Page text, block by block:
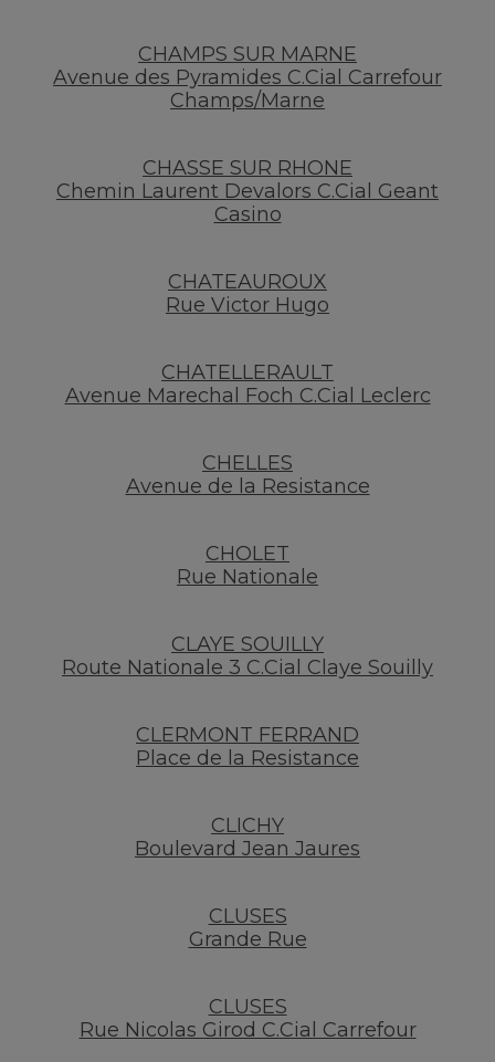
CHAMPS SUR MARNE
Avenue des Pyramides C.Cial Carrefour
Champs/Marne
CHASSE SUR RHONE
Chemin Laurent Devalors C.Cial Geant
Casino
CHATEAUROUX
Rue Victor Hugo
CHATELLERAULT
Avenue Marechal Foch C.Cial Leclerc
CHELLES
Avenue de la Resistance
CHOLET
Rue Nationale
CLAYE SOUILLY
Route Nationale 3 C.Cial Claye Souilly
CLERMONT FERRAND
Place de la Resistance
CLICHY
Boulevard Jean Jaures
CLUSES
Grande Rue
CLUSES
Rue Nicolas Girod C.Cial Carrefour